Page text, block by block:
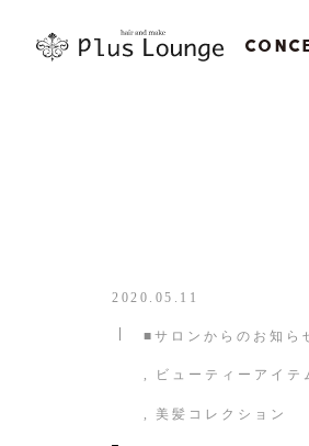
2020.05.11
■サロンからのお知ら
ビューティーアイテ
美髪コレクション